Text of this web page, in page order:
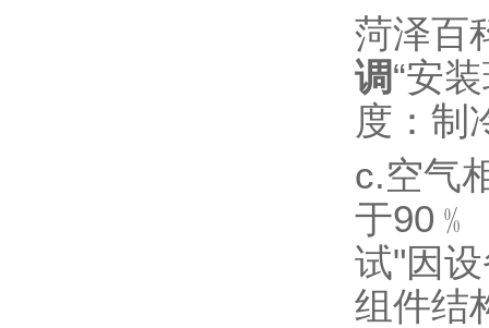
菏泽百
调“安
度：制
c.空气
于90
试"因
组件结